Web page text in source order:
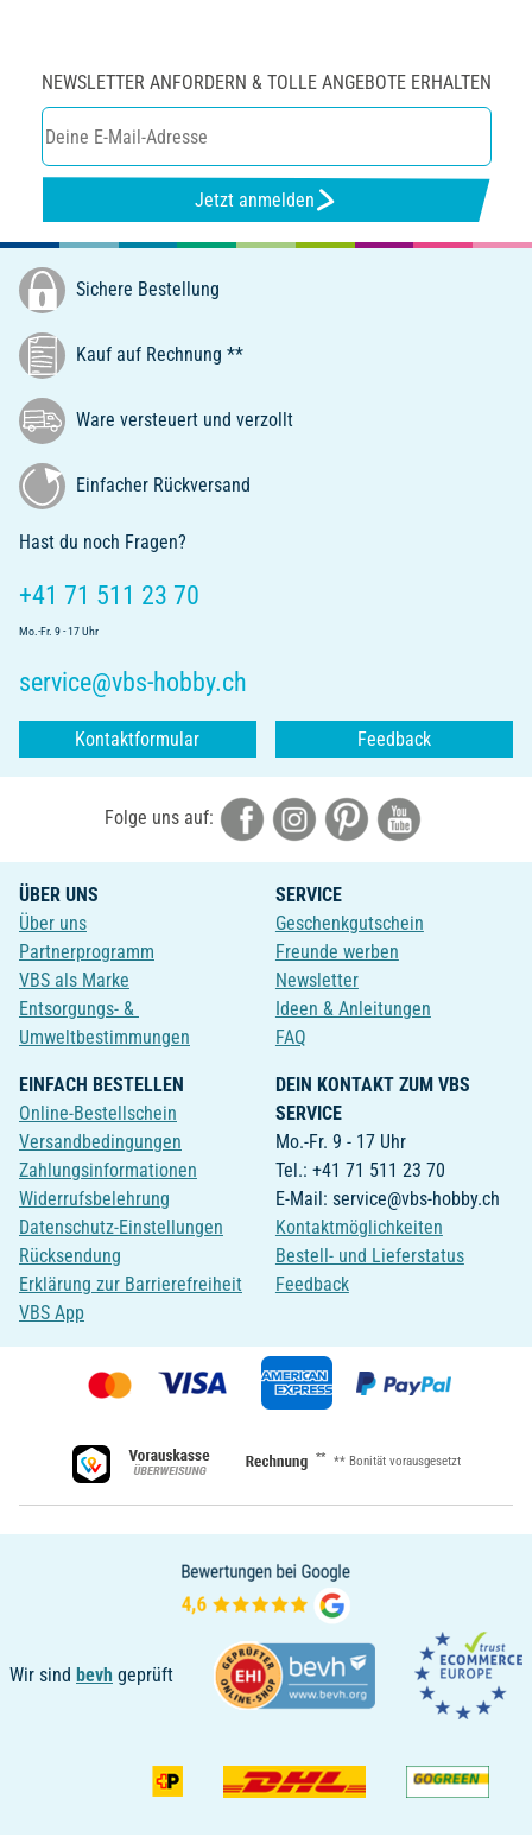
NEWSLETTER ANFORDERN & TOLLE ANGEBOTE ERHALTEN
Jetzt anmelden
Sichere Bestellung
Kauf auf Rechnung **
Ware versteuert und verzollt
Einfacher Rückversand
Hast du noch Fragen?
+41 71 511 23 70
Mo.-Fr. 9 - 17 Uhr
service@vbs-hobby.ch
Kontaktformular Feedback
Folge uns auf:
ÜBER UNS
Über uns
Partnerprogramm
VBS als Marke
Entsorgungs- &
Umweltbestimmungen
SERVICE
Geschenkgutschein
Freunde werben
Newsletter
Ideen & Anleitungen
FAQ
EINFACH BESTELLEN
Online-Bestellschein
Versandbedingungen
Zahlungsinformationen
Widerrufsbelehrung
Datenschutz-Einstellungen
Rücksendung
Erklärung zur Barrierefreiheit
VBS App
DEIN KONTAKT ZUM VBS
SERVICE
Mo.-Fr. 9 - 17 Uhr
Tel.: +41 71 511 23 70
E-Mail: service@vbs-hobby.ch
Kontaktmöglichkeiten
Bestell- und Lieferstatus
Feedback
** ** Bonität vorausgesetzt
Wir sind bevh geprüft